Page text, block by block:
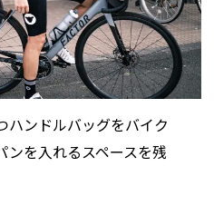
ハンドルバッグをバイク
ンを入れるスペースを残